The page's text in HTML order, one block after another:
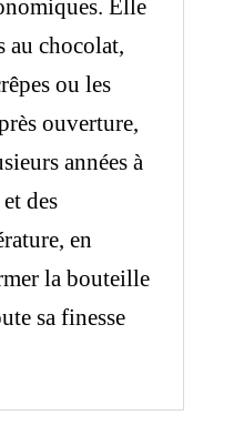
Elle
au chocolat,
ou les
ouverture,
années à
des
en
la bouteille
sa finesse